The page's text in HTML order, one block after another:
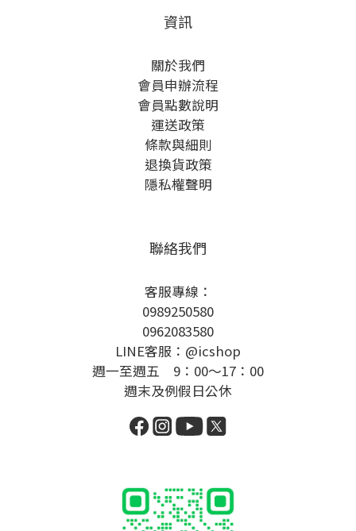
資訊
關於我們
會員申辦流程
會員點數說明
運送政策
條款與細則
退換貨政策
隱私權聲明
聯絡我們
客服專線：
0989250580
0962083580
LINE客服：@icshop
週一至週五 9：00～17：00
週末及例假日公休